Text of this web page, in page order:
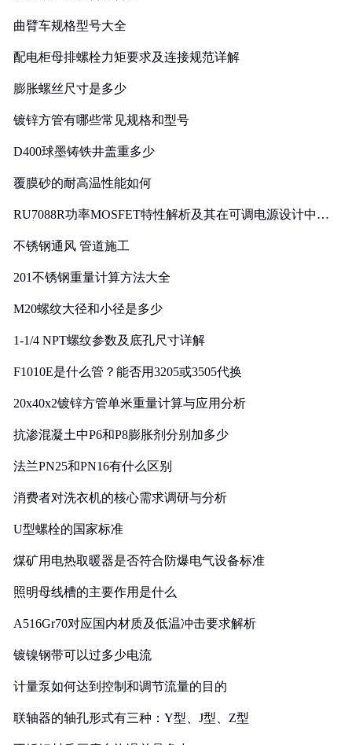
曲臂车规格型号大全
配电柜母排螺栓力矩要求及连接规范详解
膨胀螺丝尺寸是多少
镀锌方管有哪些常见规格和型号
D400球墨铸铁井盖重多少
覆膜砂的耐高温性能如何
RU7088R功率MOSFET特性解析及其在可调电源设计中的
不锈钢通风 管道施工
201不锈钢重量计算方法大全
M20螺纹大径和小径是多少
1-1/4 NPT螺纹参数及底孔尺寸详解
F1010E是什么管？能否用3205或3505代换
20x40x2镀锌方管单米重量计算与应用分析
抗渗混凝土中P6和P8膨胀剂分别加多少
法兰PN25和PN16有什么区别
消费者对洗衣机的核心需求调研与分析
U型螺栓的国家标准
煤矿用电热取暖器是否符合防爆电气设备标准
照明母线槽的主要作用是什么
A516Gr70对应国内材质及低温冲击要求解析
镀镍钢带可以过多少电流
计量泵如何达到控制和调节流量的目的
联轴器的轴孔形式有三种：Y型、J型、Z型